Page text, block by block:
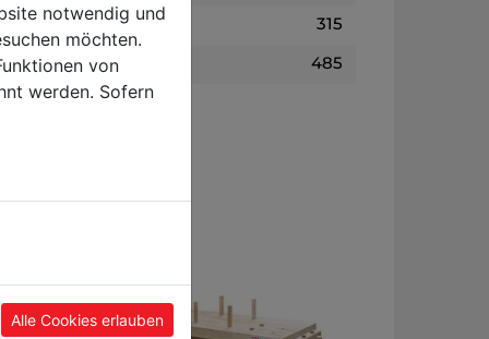
315
485
notwendig und
möchten.
von
werden. Sofern
Alle Cookies erlauben